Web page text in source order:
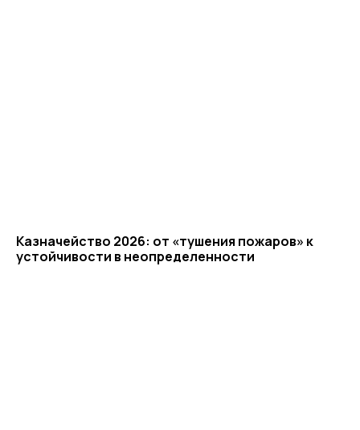
Казначейство 2026: от «тушения пожаров» к
устойчивости в неопределенности